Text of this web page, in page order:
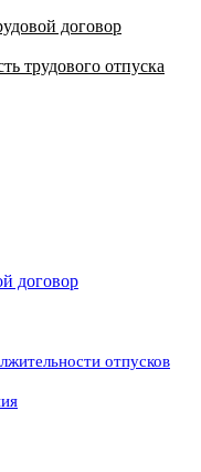
договор
трудового отпуска
договор
отпусков